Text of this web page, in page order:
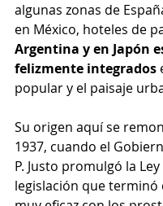
algunas zonas de
en México, hoteles de
Argentina y en Japón
felizmente integrados
popular y el paisaje
Su origen aquí se
1937, cuando el
P. Justo promulgó la
legislación que terminó